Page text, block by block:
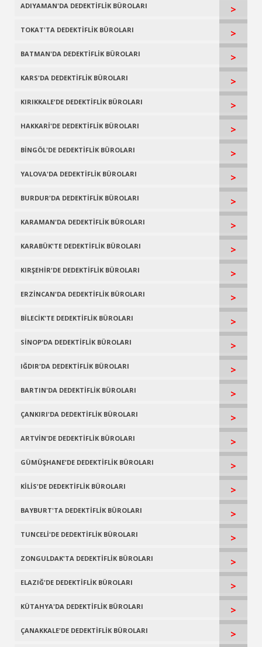
ADIYAMAN'DA DEDEKTİFLİK BÜROLARI >
TOKAT'TA DEDEKTİFLİK BÜROLARI >
BATMAN'DA DEDEKTİFLİK BÜROLARI >
KARS'DA DEDEKTİFLİK BÜROLARI >
KIRIKKALE'DE DEDEKTİFLİK BÜROLARI >
HAKKARİ'DE DEDEKTİFLİK BÜROLARI >
BİNGÖL'DE DEDEKTİFLİK BÜROLARI >
YALOVA'DA DEDEKTİFLİK BÜROLARI >
BURDUR'DA DEDEKTİFLİK BÜROLARI >
KARAMAN'DA DEDEKTİFLİK BÜROLARI >
KARABÜK'TE DEDEKTİFLİK BÜROLARI >
KIRŞEHİR'DE DEDEKTİFLİK BÜROLARI >
ERZİNCAN'DA DEDEKTİFLİK BÜROLARI >
BİLECİK'TE DEDEKTİFLİK BÜROLARI >
SİNOP'DA DEDEKTİFLİK BÜROLARI >
IĞDIR'DA DEDEKTİFLİK BÜROLARI >
BARTIN'DA DEDEKTİFLİK BÜROLARI >
ÇANKIRI'DA DEDEKTİFLİK BÜROLARI >
ARTVİN'DE DEDEKTİFLİK BÜROLARI >
GÜMÜŞHANE'DE DEDEKTİFLİK BÜROLARI >
KİLİS'DE DEDEKTİFLİK BÜROLARI >
BAYBURT'TA DEDEKTİFLİK BÜROLARI >
TUNCELİ'DE DEDEKTİFLİK BÜROLARI >
ZONGULDAK'TA DEDEKTİFLİK BÜROLARI >
ELAZIĞ'DE DEDEKTİFLİK BÜROLARI >
KÜTAHYA'DA DEDEKTİFLİK BÜROLARI >
ÇANAKKALE'DE DEDEKTİFLİK BÜROLARI >